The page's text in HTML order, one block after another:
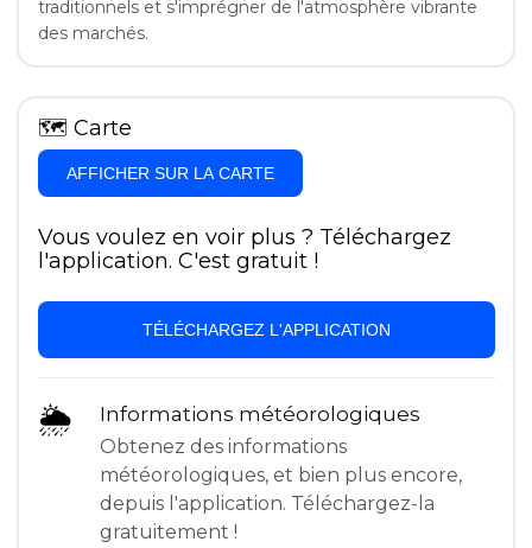
traditionnels et s'imprégner de l'atmosphère vibrante
des marchés.
🗺 Carte
AFFICHER SUR LA CARTE
Vous voulez en voir plus ? Téléchargez
l'application. C'est gratuit !
TÉLÉCHARGEZ L'APPLICATION
🌦 Informations météorologiques
Obtenez des informations
météorologiques, et bien plus encore,
depuis l'application. Téléchargez-la
gratuitement !